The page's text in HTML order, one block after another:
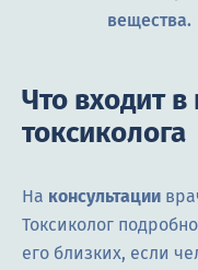
вещества.
Что входит
токсиколога
На консультации
Токсиколог
его близких, если